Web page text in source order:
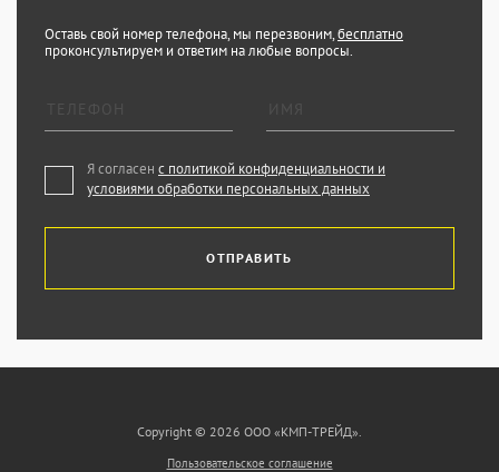
Оставь свой номер телефона, мы перезвоним,бесплатно
проконсультируем и ответим на любые вопросы.
Я согласен с политикой конфиденциальности и
условиями обработки персональных данных
ОТПРАВИТЬ
Copyright © 2026 ООО «КМП-ТРЕЙД».
Пользовательское соглашение